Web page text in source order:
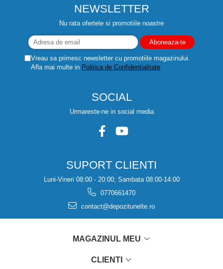
NEWSLETTER
Nu rata ofertele si promotiile noastre
Vreau sa primesc newsletter cu promotiile magazinului.
Afla mai multe in Politica de Confidentialitate
SOCIAL
Urmareste-ne in social media
SUPORT CLIENTI
Luni-Vineri 08:00 - 20:00; Sambata 08:00-14:00
0770661470
contact@depozitunelte.ro
MAGAZINUL MEU
CLIENTI